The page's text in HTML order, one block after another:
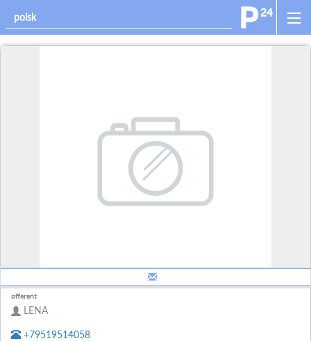
offerent
LENA
+79519514058